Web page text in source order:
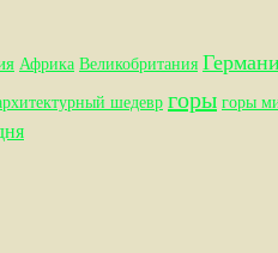
Африка Великобритания
шедевр горы горы